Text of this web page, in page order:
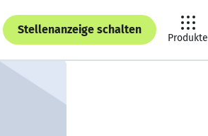
Stellenanzeige schalten
Produkte